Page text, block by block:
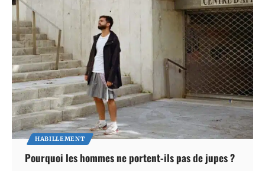
HABILLEMENT
Pourquoi les hommes ne portent-ils pas de jupes ?